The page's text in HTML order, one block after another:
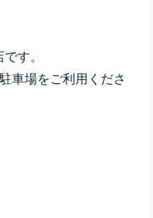
す。
車場をご利用くださ